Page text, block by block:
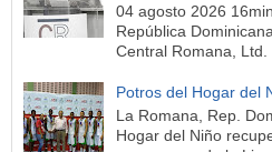
04 agosto 2026
República
Central Romana, Ltd.
Potros del Hogar del
La Romana, Rep.
Hogar del Niño